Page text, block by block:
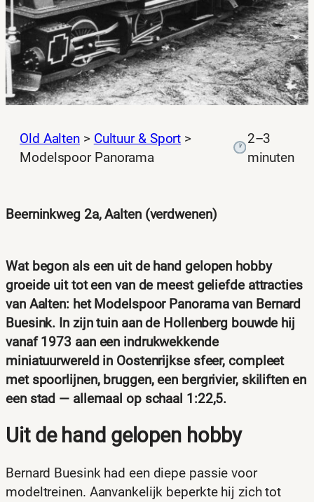
Old Aalten > Cultuur & Sport >
Modelspoor Panorama
2–3
minuten
Beerninkweg 2a, Aalten (verdwenen)
Wat begon als een uit de hand gelopen hobby
groeide uit tot een van de meest geliefde attracties
van Aalten: het Modelspoor Panorama van Bernard
Buesink. In zijn tuin aan de Hollenberg bouwde hij
vanaf 1973 aan een indrukwekkende
miniatuurwereld in Oostenrijkse sfeer, compleet
met spoorlijnen, bruggen, een bergrivier, skiliften en
een stad — allemaal op schaal 1:22,5.
Uit de hand gelopen hobby
Bernard Buesink had een diepe passie voor
modeltreinen. Aanvankelijk beperkte hij zich tot